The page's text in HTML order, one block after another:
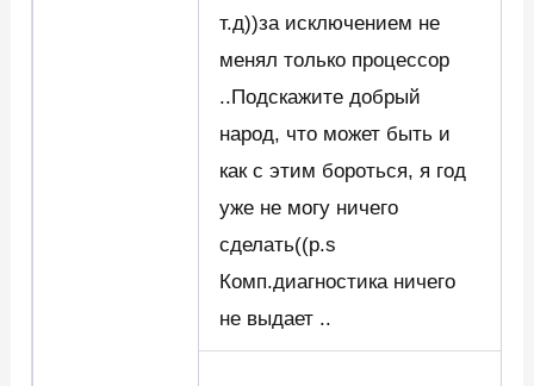
т.д))за исключением не
менял только процессор
..Подскажите добрый
народ, что может быть и
как с этим бороться, я год
уже не могу ничего
сделать((p.s
Комп.диагностика ничего
не выдает ..